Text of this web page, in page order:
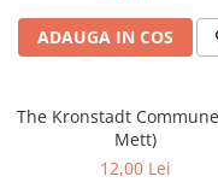
ADAUGA IN COS
The Kronstadt
Mett)
12,00 Lei